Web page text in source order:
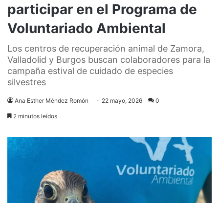
participar en el Programa de
Voluntariado Ambiental
Los centros de recuperación animal de Zamora,
Valladolid y Burgos buscan colaboradores para la
campaña estival de cuidado de especies
silvestres
Ana Esther Méndez Romón 22 mayo, 2026 0
2 minutos leídos